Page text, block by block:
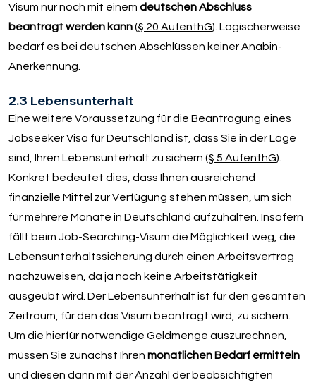
Visum nur noch mit einemdeutschen Abschluss
beantragt werden kann(§ 20 AufenthG). Logischerweise
bedarf es bei deutschen Abschlüssen keiner Anabin-
Anerkennung.
2.3 Lebensunterhalt
Eine weitere Voraussetzung für die Beantragung eines
Jobseeker Visa für Deutschland ist, dass Sie in der Lage
sind, Ihren Lebensunterhalt zu sichern (§ 5 AufenthG).
Konkret bedeutet dies, dass Ihnen ausreichend
finanzielle Mittel zur Verfügung stehen müssen, um sich
für mehrere Monate in Deutschland aufzuhalten. Insofern
fällt beim Job-Searching-Visum die Möglichkeit weg, die
Lebensunterhaltssicherung durch einen Arbeitsvertrag
nachzuweisen, da ja noch keine Arbeitstätigkeit
ausgeübt wird. Der Lebensunterhalt ist für den gesamten
Zeitraum, für den das Visum beantragt wird, zu sichern.
Um die hierfür notwendige Geldmenge auszurechnen,
müssen Sie zunächst Ihren monatlichen Bedarf ermitteln
und diesen dann mit der Anzahl der beabsichtigten